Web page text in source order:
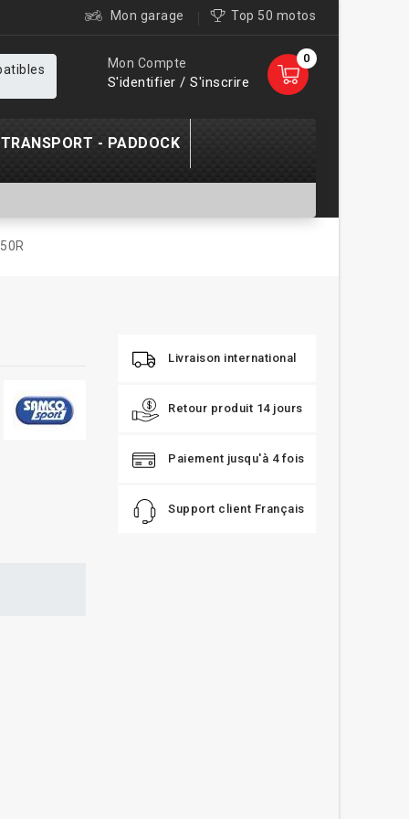
Mon garage Top 50 motos
0
Mon Compte
S'identifier / S'inscrire
TRANSPORT - PADDOCK
Livraison international
Retour produit 14 jours
Paiement jusqu'à 4 fois
Support client Français